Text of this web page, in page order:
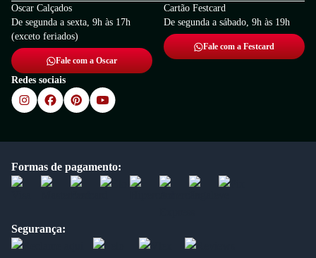
Oscar Calçados
De segunda a sexta, 9h às 17h
(exceto feriados)
Fale com a Oscar
Cartão Festcard
De segunda a sábado, 9h às 19h
Fale com a Festcard
Redes sociais
Formas de pagamento:
Segurança: